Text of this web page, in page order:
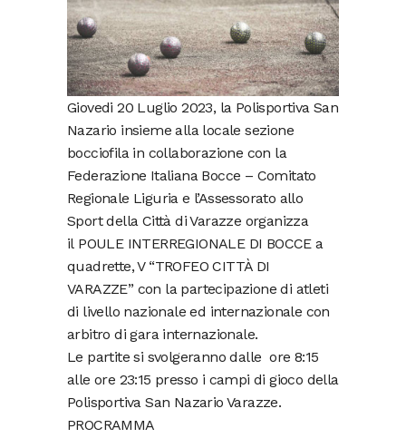
Giovedi 20 Luglio 2023, la Polisportiva San
Nazario insieme alla locale sezione
bocciofila in collaborazione con la
Federazione Italiana Bocce – Comitato
Regionale Liguria e l’Assessorato allo
Sport della Città di Varazze organizza
il POULE INTERREGIONALE DI BOCCE a
quadrette, V “TROFEO CITTÀ DI
VARAZZE” con la partecipazione di atleti
di livello nazionale ed internazionale con
arbitro di gara internazionale.
Le partite si svolgeranno dalle ore 8:15
alle ore 23:15 presso i campi di gioco della
Polisportiva San Nazario Varazze.
PROCRAMMA